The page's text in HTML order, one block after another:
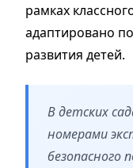
рамках
адаптировано
развития детей.
В детских
номерами
безопасного